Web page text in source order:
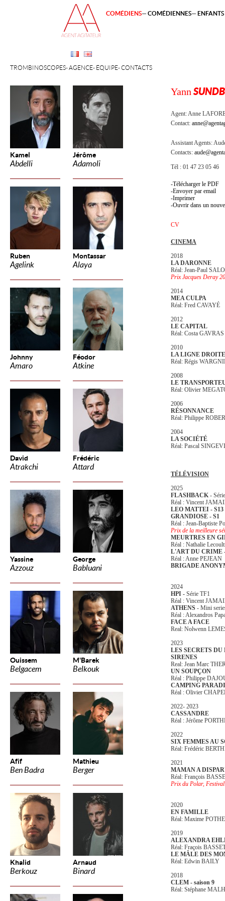
Kamel
Abdelli
Jérôme
Adamoli
Ruben
Agelink
Montassar
Alaya
Johnny
Amaro
Féodor
Atkine
David
Atrakchi
Frédéric
Attard
Yassine
Azzouz
George
Babluani
Ouissem
Belgacem
M'Barek
Belkouk
Afif
Ben Badra
Mathieu
Berger
Khalid
Berkouz
Arnaud
Binard
TROMBINOSCOPES AGENCE ÉQUIPE CONTACTS
COMÉDIENS COMÉDIENNES
Yann
Agent:Anne
Contact:
Assistant Agents:
Contacts:
Tél : 01 47 23 05 46
Télécharger le PDF
Envoyer par email
Imprimer
Ouvrir dans un
CV
CINEMA
2018
LA DARONNE
Réal: Jean-Paul
Prix Jacques Deray
2014
MEA CULPA
Réal: Fred CAVAYÉ
2012
LE CAPITAL
Réal: Costa GAVRAS
2010
LA LIGNE DROITE
Réal: Régis
2008
LE
Réal: Olivier
2006
RÉSONNANCE
Réal: Philippe
2004
LA SOCIÉTÉ
Réal: Pascal
TÉLÉVISION
2025
FLASHBACK -
Réal : Vincent
LEO MATTEI - S13
GRANDIOSE - S1
Réal : Jean-Baptiste
Prix de la meilleure
MEURTRES EN
Réal : Nathalie
L'ART DU CRIME
Réal : Anne PEJEAN
BRIGADE
2024
HPI - Série TF1
Réal : Vincent
ATHENS - Mini
Réal : Alexandros
FACE A FACE
Real: Nolwenn
2023
LES SECRETS
SIRENES
Real: Jean Marc
UN SOUPÇON
Réal : Philippe
CAMPING
Réal : Olivier
2022- 2023
CASSANDRE
Réal : Jérôme
2022
SIX FEMMES AU
Réal: Frédéric
2021
MAMAN A
Réal: François
Prix du Polar,
2020
EN FAMILLE
Réal: Maxime
2019
ALEXANDRA
Réal: Fraçois
LE MÂLE DES
Réal: Edwin BAILY
2018
CLEM - saison 9
Réal: Stéphane